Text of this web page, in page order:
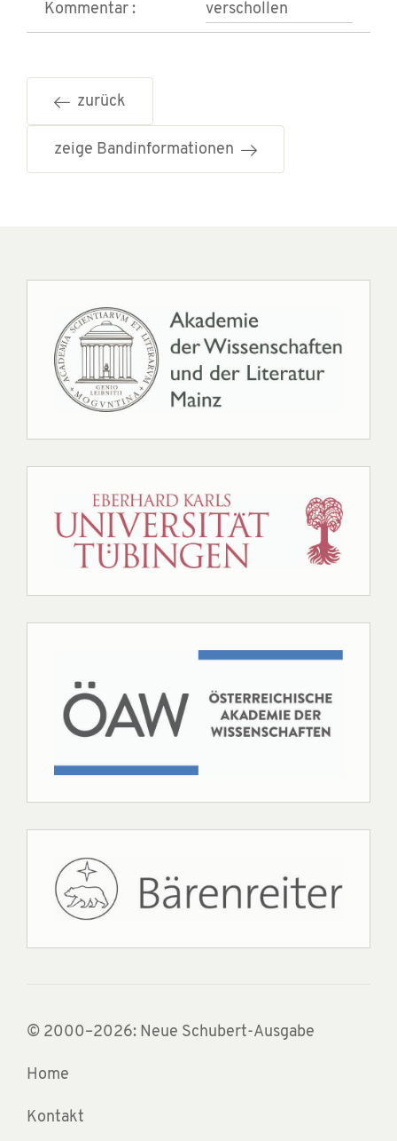
Kommentar : verschollen
zurück
zeige Bandinformationen
© 2000–2026: Neue Schubert-Ausgabe
Home
Kontakt